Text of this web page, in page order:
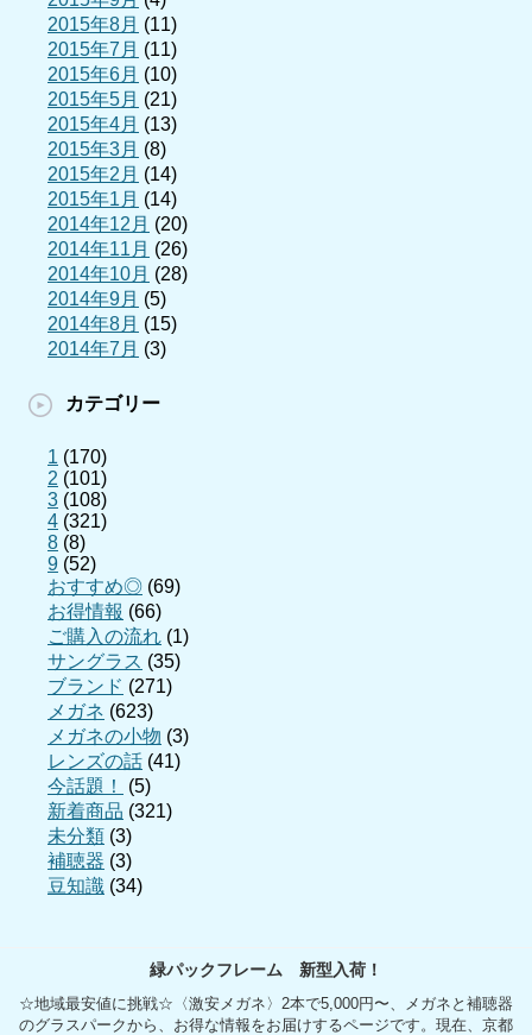
2015年8月 (11)
2015年7月 (11)
2015年6月 (10)
2015年5月 (21)
2015年4月 (13)
2015年3月 (8)
2015年2月 (14)
2015年1月 (14)
2014年12月 (20)
2014年11月 (26)
2014年10月 (28)
2014年9月 (5)
2014年8月 (15)
2014年7月 (3)
カテゴリー
1 (170)
2 (101)
3 (108)
4 (321)
8 (8)
9 (52)
おすすめ◎ (69)
お得情報 (66)
ご購入の流れ (1)
サングラス (35)
ブランド (271)
メガネ (623)
メガネの小物 (3)
レンズの話 (41)
今話題！
(5)
新着商品 (321)
未分類 (3)
補聴器 (3)
豆知識 (34)
緑パックフレーム 新型入荷！
☆地域最安値に挑戦☆〈激安メガネ〉2本で5,000円〜、メガネと補聴器
のグラスパークから、お得な情報をお届けするページです。現在、京都